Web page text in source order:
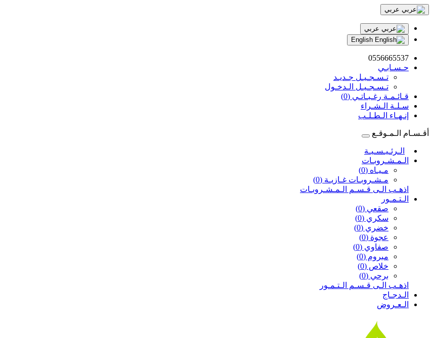
عربي
عربي
0556665537
حـسـابـي
تـسـجـيـل جـديـد
تـسـجـيـل الـدخـول
قـائـمـة رغـبـاتـي (0)
سـلـة الـشـراء
إنـهـاء الـطـلـب
أقـسـام الـمـوقـع
الـرئـيـسـيـة
الـمـشـروبـات
مـيـاه (0)
مـشـروبـات غـازيـة (0)
اذهـب الـى قـسـم الـمـشـروبـات
الـتـمـور
صقعي (0)
سكري (0)
خضري (0)
عجوة (0)
صفاوي (0)
مبروم (0)
خلاص (0)
برحي (0)
اذهـب الـى قـسـم الـتـمـور
الـدجـاج
الـعـروض